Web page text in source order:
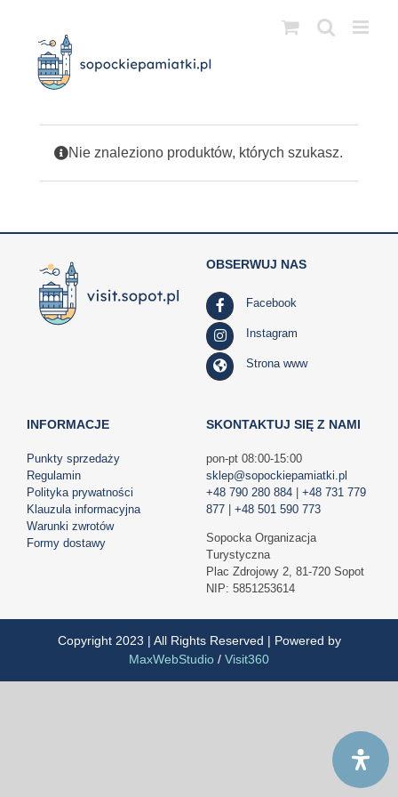
zawartości
Nie znaleziono produktów, których szukasz.
INFORMACJE
Punkty sprzedaży
Regulamin
Polityka prywatności
Klauzula informacyjna
Warunki zwrotów
Formy dostawy
OBSERWUJ NAS
Facebook
Instagram
Strona www
SKONTAKTUJ SIĘ Z NAMI
pon-pt 08:00-15:00
sklep@sopockiepamiatki.pl
+48 790 280 884| +48 731 779
877| +48 501 590 773
Sopocka Organizacja
Turystyczna
Plac Zdrojowy 2, 81-720 Sopot
NIP: 5851253614
Copyright 2023 | All Rights Reserved | Powered by
MaxWebStudio / Visit360